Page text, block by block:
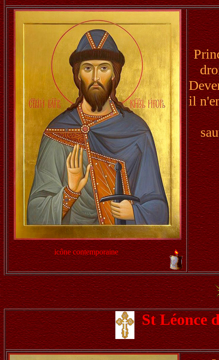
icône contemporaine
il
St Léonce